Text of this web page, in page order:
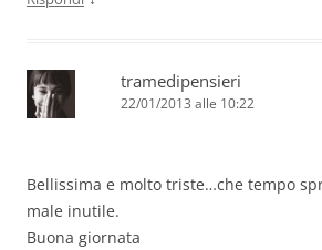
tramedipensieri
22/01/2013 alle 10:22
Bellissima e molto triste…che tempo
male inutile.
Buona giornata